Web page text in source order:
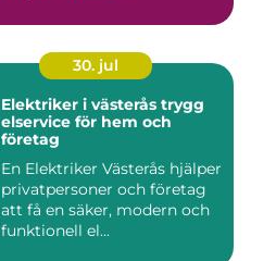
30. jul
Elektriker i västerås trygg
elservice för hem och
företag
En Elektriker Västerås hjälper
privatpersoner och företag
att få en säker, modern och
funktionell el...